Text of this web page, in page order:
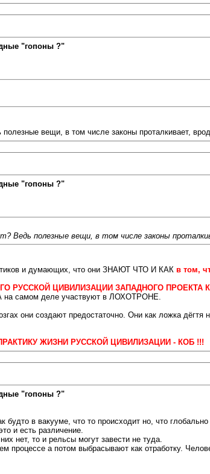
"гопоны ?"
вещи, в том числе законы проталкивает,
"гопоны ?"
Ведь полезные вещи, в том числе законы
и думающих, что они ЗНАЮТ ЧТО И КАК в том,
РУССКОЙ ЦИВИЛИЗАЦИИ ЗАПАДНОГО
на самом деле участвуют в ЛОХОТРОНЕ.
они создают предостаточно. Они как ложка
ПРАКТИКУ ЖИЗНИ РУССКОЙ ЦИВИЛИЗАЦИИ - КОБ !!!
"гопоны ?"
будто в вакууме, что то происходит но, что глобально
и есть различение.
нет, то и рельсы могут завести не туда.
процессе а потом выбрасывают как отработку.